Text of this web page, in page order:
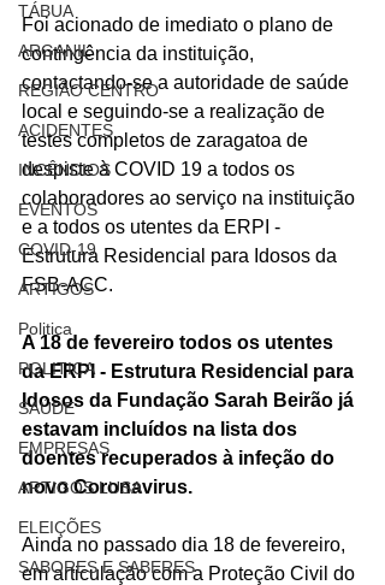
TÁBUA
ARGANIL
REGIÃO CENTRO
ACIDENTES
INCÊNDIOS
EVENTOS
COVID-19
ARTIGOS
Politica
POLITICA
SAÚDE
EMPRESAS
ARTIGOS LUSA
ELEIÇÕES
SABORES E SABERES
Foi acionado de imediato o plano de
contingência da instituição,
contactando-se a autoridade de saúde
local e seguindo-se a realização de
testes completos de zaragatoa de
despiste à COVID 19 a todos os
colaboradores ao serviço na instituição
e a todos os utentes da ERPI -
Estrutura Residencial para Idosos da
FSB-ACC.
A 18 de fevereiro todos os utentes
da ERPI - Estrutura Residencial para
Idosos da Fundação Sarah Beirão já
estavam incluídos na lista dos
doentes recuperados à infeção do
novo Coronavirus.
Ainda no passado dia 18 de fevereiro,
em articulação com a Proteção Civil do